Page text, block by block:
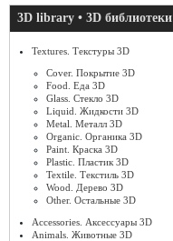
3D library • 3D библиотеки
Textures. Текстуры 3D
Cover. Покрытие 3D
Food. Еда 3D
Glass. Стекло 3D
Liquid. Жидкости 3D
Metal. Металл 3D
Organic. Органика 3D
Paint. Краска 3D
Plastic. Пластик 3D
Textile. Текстиль 3D
Wood. Дерево 3D
Other. Остальные 3D
Accessories. Аксессуары 3D
Animals. Животные 3D